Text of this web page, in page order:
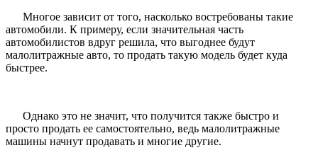
Многое зависит от того, насколько востребованы такие
автомобили. К примеру, если значительная часть
автомобилистов вдруг решила, что выгоднее будут
малолитражные авто, то продать такую модель будет куда
быстрее.
Однако это не значит, что получится также быстро и
просто продать ее самостоятельно, ведь малолитражные
машины начнут продавать и многие другие.